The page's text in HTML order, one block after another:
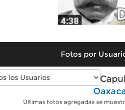
Fotos por
Fotos modernas de
Últimas fotos agregadas se